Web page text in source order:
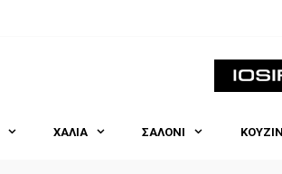
ΧΑΛΙΑ ΣΑΛΟΝΙ